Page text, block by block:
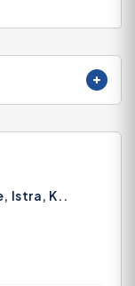
Istra, K..